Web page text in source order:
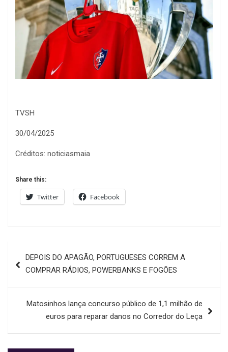
TVSH
30/04/2025
Créditos: noticiasmaia
Share this:
Twitter Facebook
de
DEPOIS DO APAGÃO, PORTUGUESES CORREM A
COMPRAR RÁDIOS, POWERBANKS E FOGÕES
Matosinhos lança concurso público de 1,1 milhão de
euros para reparar danos no Corredor do Leça